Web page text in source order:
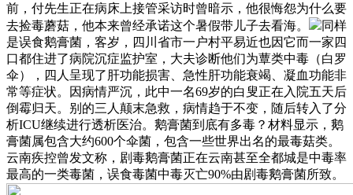
前，付先生正在病床上接管采访时曾暗示，他很悔怨为什么要
去捡毒蘑菇，他本来曾经承诺这个暑假带儿子去看海。
同样
是误食鹅膏菌，客岁，四川省市一户村平易近也因它而一家四
口都住进了病院沉症监护室，大夫诊断他们为蕈类中毒（白罗
伞），四人呈现了肝功能损害、急性肝功能衰竭、凝血功能非
常等症状。因病情严沉，此中一名69岁的白叟正在入院五天后
倒霉归天。别的三人颠末急救，病情趋于不变，随后转入了分
析ICU继续进行透析医治。鹅膏菌到底有多毒？材料显示，鹅
膏菌属包含大约600个伞菌，包含一些世界出名的最毒菇类。
云南疾控曾发文称，剧毒鹅膏菌正在云南甚至全都城是中毒率
最高的一类毒菌，误食毒菌中毒灭亡90%由剧毒鹅膏菌所致。